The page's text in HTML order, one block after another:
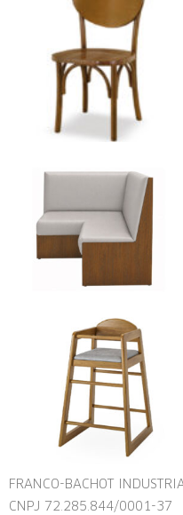
FRANCO-BACHOT
CNPJ 72.285.844/0001-37